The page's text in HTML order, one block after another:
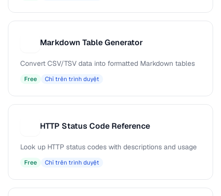
Markdown Table Generator
Convert CSV/TSV data into formatted Markdown tables
Free Chỉ trên trình duyệt
HTTP Status Code Reference
Look up HTTP status codes with descriptions and usage
Free Chỉ trên trình duyệt